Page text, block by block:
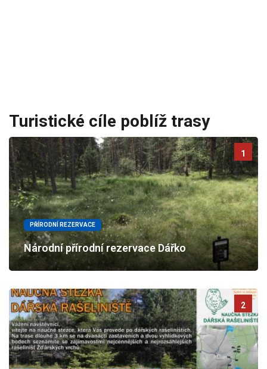
Turistické cíle poblíž trasy
1
PŘÍRODNÍ REZERVACE
Národní přírodní rezervace Dářko
2